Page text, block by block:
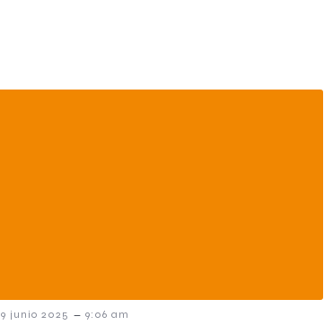
9 junio 2025 – 9:06 am